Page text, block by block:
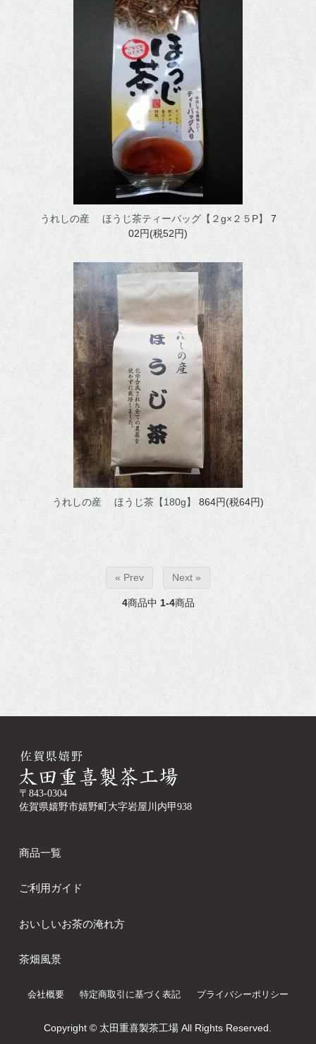
うれしの産 ほうじ茶ティーバッグ【２g×２５P】
7
02円(税52円)
うれしの産 ほうじ茶【180g】 864円(税64円)
« Prev Next »
4商品中 1-4商品
〒843-0304
佐賀県嬉野市嬉野町大字岩屋川内甲938
商品一覧
ご利用ガイド
おいしいお茶の淹れ方
茶畑風景
会社概要 特定商取引に基づく表記 プライバシーポリシー
Copyright © 太田重喜製茶工場 All Rights Reserved.